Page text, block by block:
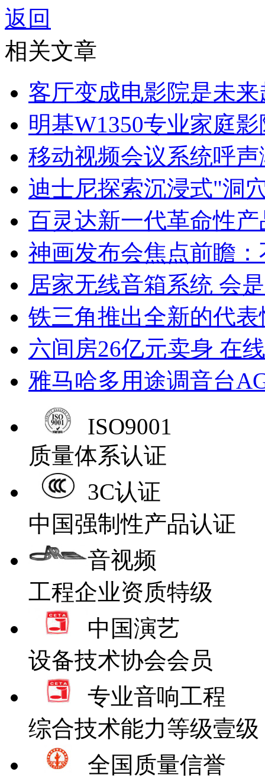
返回
相关文章
客厅变成电影院是未来
明基W1350专业家庭
移动视频会议系统呼声
迪士尼探索沉浸式"洞
百灵达新一代革命性
神画发布会焦点前瞻
居家无线音箱系统 会
铁三角推出全新的代
六间房26亿元卖身 在
雅马哈多用途调音台
ISO9001
质量体系认证
3C认证
中国强制性产品认证
音视频
工程企业资质特级
中国演艺
设备技术协会会员
专业音响工程
综合技术能力等级壹级
全国质量信誉